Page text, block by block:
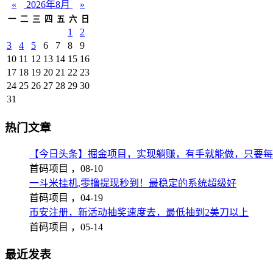
« 2026年8月 »
一 二 三 四 五 六 日
1
2
3
4 5 6 7 8
9
10 11 12 13 14 15 16
17 18 19 20 21 22 23
24 25 26 27 28 29 30
31
热门文章
【今日头条】掘金项目，实现躺赚，有手就能做，只要
首码项目 ， 08-10
一斗米挂机,零撸提现秒到！最稳定的系统超级好
首码项目 ， 04-19
币安注册，新活动抽奖速度去，最低抽到2美刀以上
首码项目 ， 05-14
最近发表